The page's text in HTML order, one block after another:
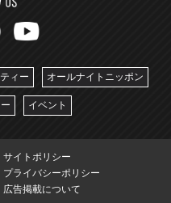
ィー オールナイトニッポン
イベント
サイトポリシー
プライバシーポリシー
広告掲載について